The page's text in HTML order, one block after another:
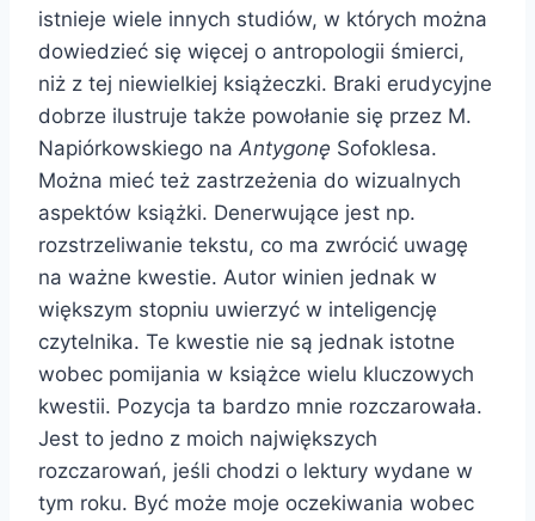
istnieje wiele innych studiów, w których można
dowiedzieć się więcej o antropologii śmierci,
niż z tej niewielkiej książeczki. Braki erudycyjne
dobrze ilustruje także powołanie się przez M.
Napiórkowskiego na Antygonę Sofoklesa.
Można mieć też zastrzeżenia do wizualnych
aspektów książki. Denerwujące jest np.
rozstrzeliwanie tekstu, co ma zwrócić uwagę
na ważne kwestie. Autor winien jednak w
większym stopniu uwierzyć w inteligencję
czytelnika. Te kwestie nie są jednak istotne
wobec pomijania w książce wielu kluczowych
kwestii. Pozycja ta bardzo mnie rozczarowała.
Jest to jedno z moich największych
rozczarowań, jeśli chodzi o lektury wydane w
tym roku. Być może moje oczekiwania wobec